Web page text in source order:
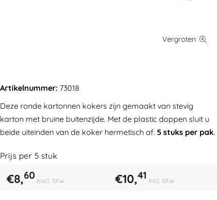
Artikelnummer: 73018
Deze ronde kartonnen kokers zijn gemaakt van stevig
karton met bruine buitenzijde. Met de plastic doppen sluit u
beide uiteinden van de koker hermetisch af. 5 stuks per pak.
Prijs per 5 stuk
€8,60 excl. btw €10,41 incl. btw